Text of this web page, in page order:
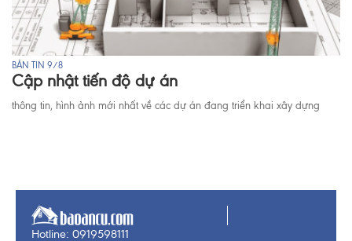
BẢN TIN 9/8
Cập nhật tiến độ dự án
thông tin, hình ảnh mới nhất về các dự án đang triển khai xây dựng
Hotline: 0919598111